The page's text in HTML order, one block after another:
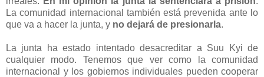
La comunidad internacional también está prevenida ante lo
que va a hacer la junta, y no dejará de presionarla.
La junta ha estado intentado desacreditar a Suu Kyi de
cualquier modo. Tenemos que ver como la comunidad
internacional y los gobiernos individuales pueden cooperar